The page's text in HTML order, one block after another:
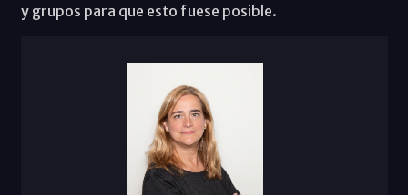
y grupos para que esto fuese posible.